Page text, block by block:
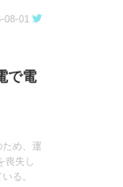
08-01
で電
め、運
失し
る。